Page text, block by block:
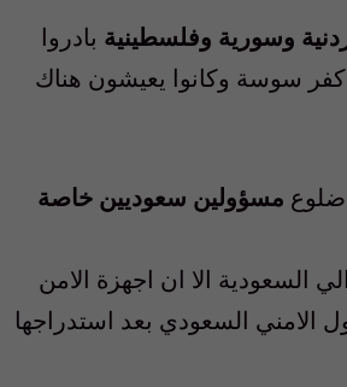
وسورية وفلسطينية بادروا
سوسة وكانوا يعيشون هناك
ضلوع مسؤولين سعوديين خاصة
السعودية الا ان اجهزة الامن
الامني السعودي بعد استدراجها